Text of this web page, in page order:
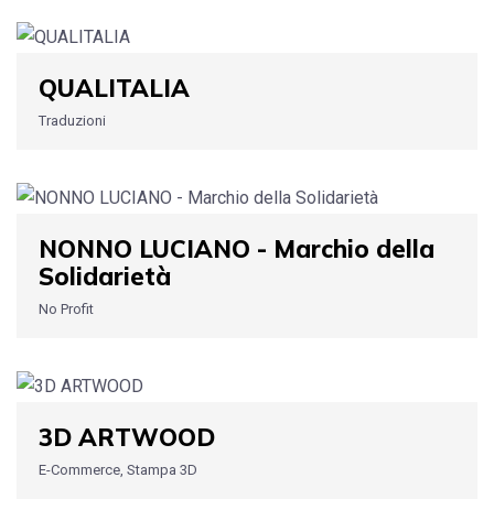
QUALITALIA
Traduzioni
NONNO LUCIANO - Marchio della
Solidarietà
No Profit
3D ARTWOOD
E-Commerce, Stampa 3D